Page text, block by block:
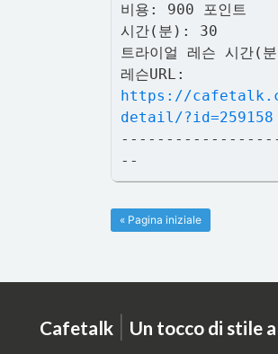
비용: 900 포인트
시간(분): 30
트라이얼 레슨 시간(
레슨URL:
https://
detail/?id=259158
--
« Pagina iniziale
Cafetalk | Un tocco di stile